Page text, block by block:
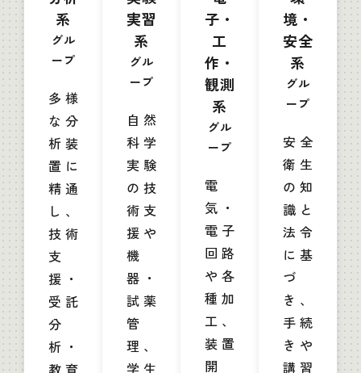
系
グル
ープ
多様
な分
析装
置に
精通
し、
技術
支
援・
受託
分
析・
教育
実習
系
グル
ープ
自然
科学
実験
の技
術支
援や
機
器・
試薬
管
理、
学生
子・
工
作・
観測
系
グル
ープ
電
気・
電子
回路
や各
種加
工、
装置
開
境・
安全
系
グル
ープ
安全
衛生
の知
識と
法令
に基
づ
き、
手続
きや
講習